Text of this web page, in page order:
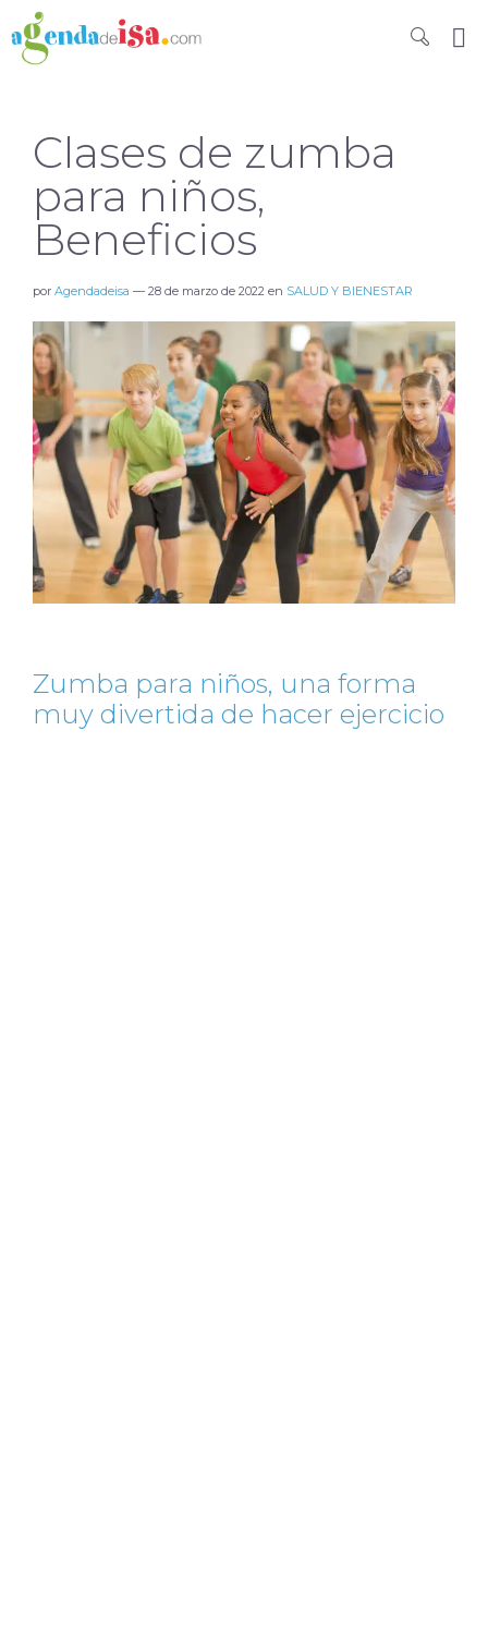
Clases de zumba
para niños,
Beneficios
por Agendadeisa — 28 de marzo de 2022 en SALUD Y BIENESTAR
Zumba para niños, una forma
muy divertida de hacer ejercicio